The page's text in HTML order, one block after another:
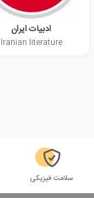
ادبیات ایران
Iranian literature
سلامت فیزیکی